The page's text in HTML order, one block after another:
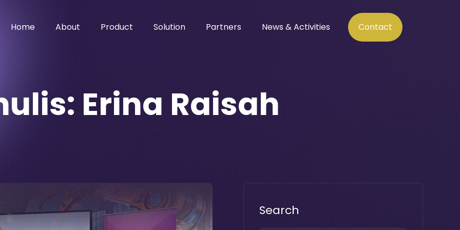
Home About Product Solution Partners News & Activities Contact
Erina Raisah
Search